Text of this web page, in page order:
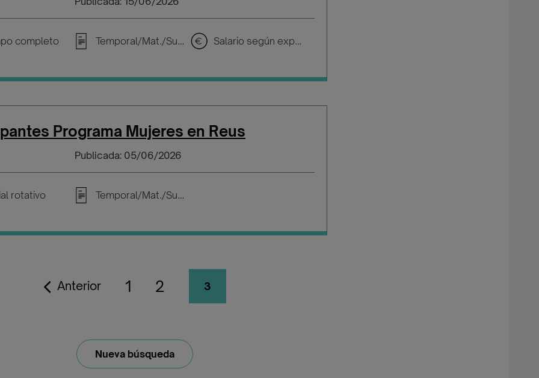
completo Temporal/Mat./Sustitución/... Salario según experiencia
Programa Mujeres en Reus
Publicada: 05/06/2026
rotativo Temporal/Mat./Sustitución/...
Anterior 1 2 3
Nueva búsqueda